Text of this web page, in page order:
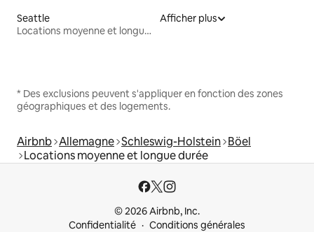
Seattle
Locations moyenne et longue durée
Afficher plus
* Des exclusions peuvent s'appliquer en fonction des zones
géographiques et des logements.
Airbnb Allemagne Schleswig-Holstein Böel
Locations moyenne et longue durée
© 2026 Airbnb, Inc.
Confidentialité
Conditions générales